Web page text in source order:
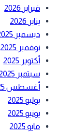
فبراير 2026
يناير 2026
ديسمبر 2025
نوفمبر 2025
أكتوبر 2025
سبتمبر 2025
أغسطس 2025
يوليو 2025
يونيو 2025
مايو 2025